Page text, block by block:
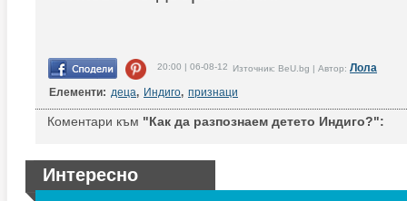
20:00 | 06-08-12 Източник: BeU.bg | Автор: Лола
Елементи: деца, Индиго, признаци
Коментари към "Как да разпознаем детето Индиго?":
Интересно